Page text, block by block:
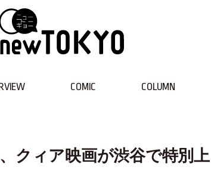
COMIC COLUMN
クィア映画が渋谷で特別上